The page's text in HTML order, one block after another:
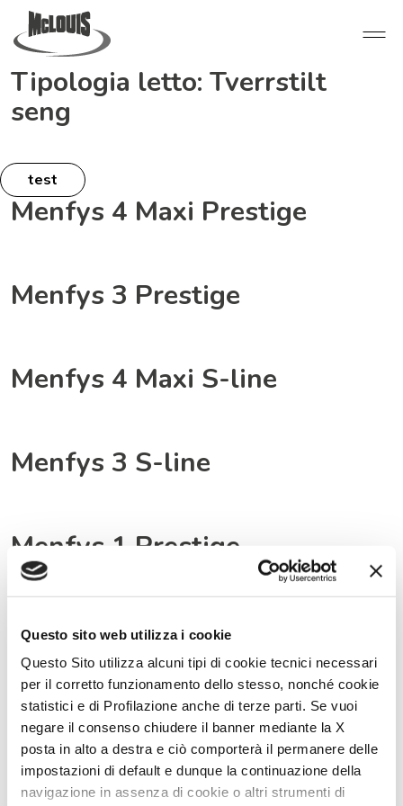
Questo sito web utilizza i cookie
Questo Sito utilizza alcuni tipi di cookie tecnici necessari
per il corretto funzionamento dello stesso, nonché cookie
statistici e di Profilazione anche di terze parti. Se vuoi
negare il consenso chiudere il banner mediante la X
posta in alto a destra e ciò comporterà il permanere delle
impostazioni di default e dunque la continuazione della
navigazione in assenza di cookie o altri strumenti di
Tipologia letto: Tverrstilt
seng
test
Menfys 4 Maxi Prestige
Menfys 3 Prestige
Menfys 4 Maxi S-line
Menfys 3 S-line
Menfys 1 Prestige
Menfys 1 S-line
Menfys 3 Next
Menfys 1 Next